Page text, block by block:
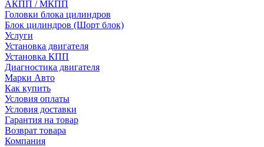
АКПП / МКПП
Головки блока цилиндров
Блок цилиндров (Шорт блок)
Услуги
Установка двигателя
Установка КПП
Диагностика двигателя
Марки Авто
Как купить
Условия оплаты
Условия доставки
Гарантия на товар
Возврат товара
Компания